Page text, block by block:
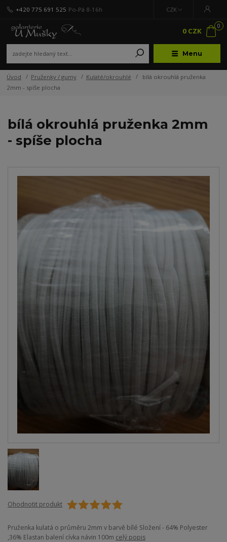
Menu
CZK
+420 775 691 525 Po-Pá 8-16h
0
0 CZK
Úvod Pruženky / gumy Kulaté/okrouhlé
bílá okrouhlá pruženka
2mm - spíše plocha
bílá okrouhlá pruženka 2mm
- spíše plocha
Ohodnotit produkt
Pruženka kulatá o průměru 2mm v barvě bílé Složení - 64% Polyester
,36% Elastan balení cívka návin 100m celý popis